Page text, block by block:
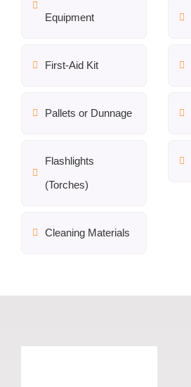
Equipment
First-Aid Kit
Pallets or Dunnage
Flashlights
(Torches)
Cleaning Materials